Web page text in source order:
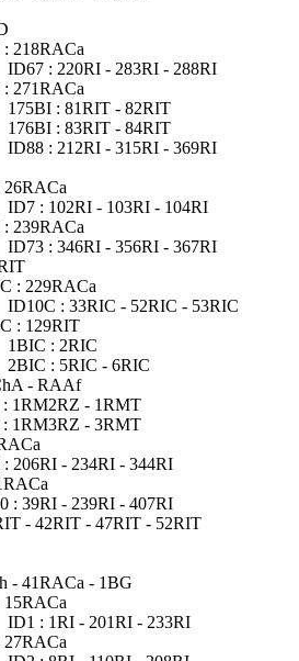
218RACa
ID67 : 220RI - 283RI - 288RI
271RACa
175BI : 81RIT - 82RIT
176BI : 83RIT - 84RIT
ID88 : 212RI - 315RI - 369RI
26RACa
ID7 : 102RI - 103RI - 104RI
: 239RACa
ID73 : 346RI - 356RI - 367RI
: 229RACa
ID10C : 33RIC - 52RIC - 53RIC
: 129RIT
1BIC : 2RIC
2BIC : 5RIC - 6RIC
- RAAf
: 1RM2RZ - 1RMT
: 1RM3RZ - 3RMT
206RI - 234RI - 344RI
: 39RI - 239RI - 407RI
- 42RIT - 47RIT - 52RIT
- 41RACa - 1BG
15RACa
ID1 : 1RI - 201RI - 233RI
27RACa